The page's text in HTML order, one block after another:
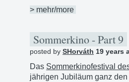
> mehr/more
Sommerkino - Part 9
posted by SHorváth 19 years
Das Sommerkinofestival
jährigen Jubiläum ganz